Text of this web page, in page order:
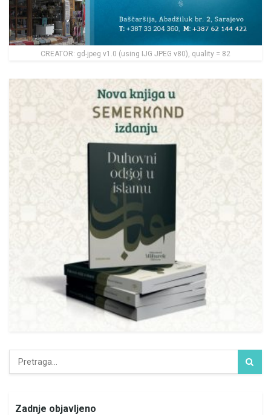
CREATOR: gd-jpeg v1.0 (using IJG JPEG v80), quality = 82
Zadnje objavljeno